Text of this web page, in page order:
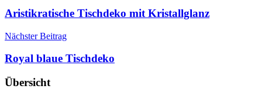
Aristikratische Tischdeko mit Kristallglanz
Nächster Beitrag
Royal blaue Tischdeko
Übersicht